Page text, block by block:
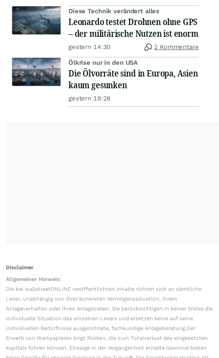
Diese Technik verändert alles
Leonardo testet Drohnen ohne GPS
– der militärische Nutzen ist enorm
gestern 14:30 2 Kommentare
Ölkrise nur in den USA
Die Ölvorräte sind in Europa, Asien
kaum gesunken
gestern 19:28
Disclaimer
Allgemeiner Hinweis:
Die bei wallstreetONLINE veröffentlichten Inhalte richten sich an sämtliche
Leser, unabhängig von ihrer konkreten Vermögenssituation, ihrem
Anlageverhalten oder ihren Anlagezielen. Sie berücksichtigen in keiner Weise die
individuelle Situation des einzelnen Lesers und ersetzen keine auf seine
individuellen Bedürfnisse ausgerichtete, fachkundige Anlageberatung.Der
Erwerb von Wertpapieren birgt Risiken, die zum Totalverlust des eingesetzten
Kapitals führen können. Etwaige in der Vergangenheit erzielte Gewinne bieten